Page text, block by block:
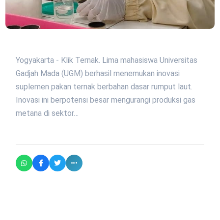
Yogyakarta - Klik Ternak. Lima mahasiswa Universitas
Gadjah Mada (UGM) berhasil menemukan inovasi
suplemen pakan ternak berbahan dasar rumput laut.
Inovasi ini berpotensi besar mengurangi produksi gas
metana di sektor…